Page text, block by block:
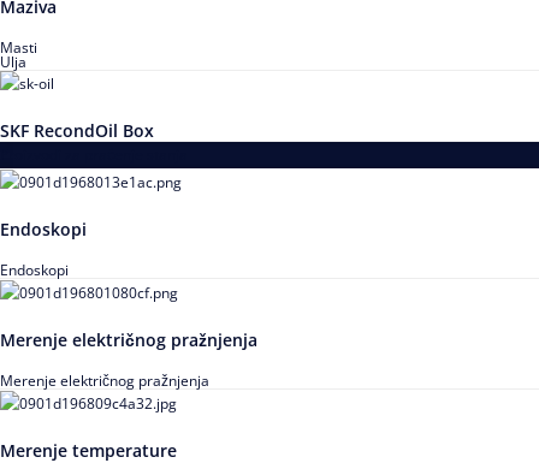
Maziva
Masti
Ulja
SKF RecondOil Box
Endoskopi
Endoskopi
Merenje električnog pražnjenja
Merenje električnog pražnjenja
Merenje temperature